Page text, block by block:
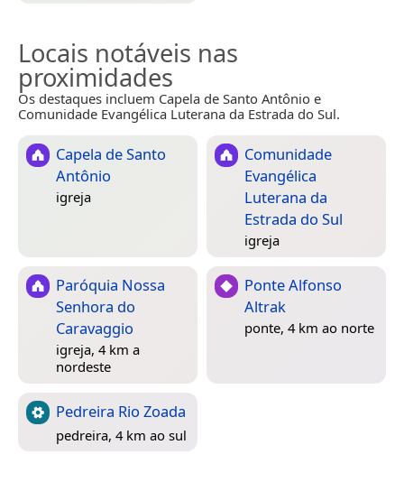
Locais notáveis nas
proximidades
Os destaques incluem Capela de Santo Antônio e
Comunidade Evangélica Luterana da Estrada do Sul.
Capela de Santo
Antônio
igreja
Comunidade
Evangélica
Luterana da
Estrada do Sul
igreja
Paróquia Nossa
Senhora do
Caravaggio
igreja, 4 km a
nordeste
Ponte Alfonso
Altrak
ponte, 4 km ao norte
Pedreira Rio Zoada
pedreira, 4 km ao sul